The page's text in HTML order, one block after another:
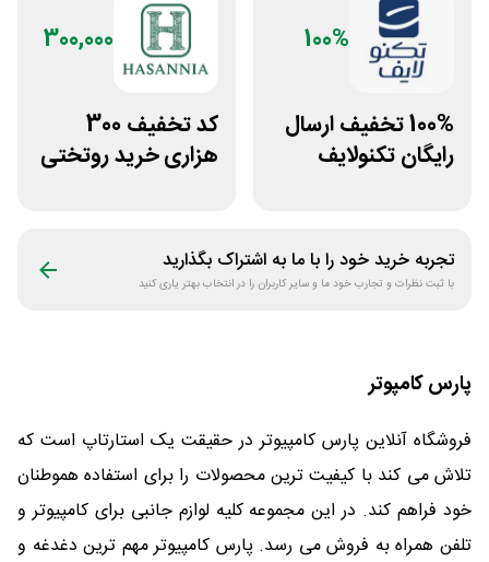
100%
100% تخفیف ارسال
رایگان تکنولایف
300,000
کد تخفیف 300
هزاری خرید روتختی
تجربه خرید خود را با ما به اشتراک بگذارید
با ثبت نظرات و تجارب خود ما و سایر کاربران را در انتخاب بهتر یاری کنید
پارس کامپوتر
فروشگاه آنلاین پارس کامپیوتر در حقیقت یک استارتاپ است که
تلاش می کند با کیفیت ترین محصولات را برای استفاده هموطنان
خود فراهم کند. در این مجموعه کلیه لوازم جانبی برای کامپیوتر و
تلفن همراه به فروش می رسد. پارس کامپیوتر مهم ترین دغدغه و